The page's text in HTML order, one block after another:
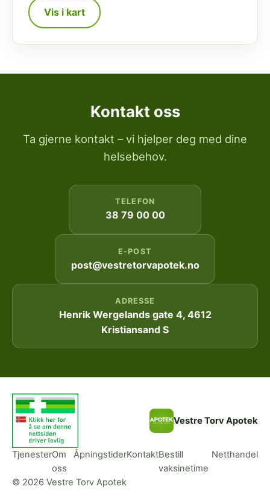
Vis i kart
Kontakt oss
Ta gjerne kontakt – vi hjelper deg med dine
helsebehov.
TELEFON
38 79 00 00
E-POST
post@vestretorvapotek.no
ADRESSE
Henrik Wergelands gate 4, 4612
Kristiansand S
Vestre Torv Apotek
TjenesterOm
oss
ÅpningstiderKontaktBestill
vaksinetime
Netthandel
© 2026 Vestre Torv Apotek